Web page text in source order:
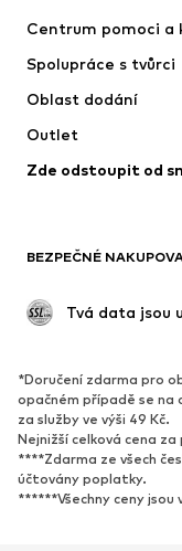
Bundy
Spodní prádlo
Kabáty
Plavky
Upcyklace
Nové
Tenisky
Lodičky & boty na
Sandály
Centrum pomoci a
Spolupráce s tvůrci
Oblast dodání
Outlet
Zde odstoupit od
BEZPEČNÉ
Tvá data jsou
*Doručení zdarma pro
opačném případě se
za služby ve výši 49 Kč.
Nejnižší celková cena
****Zdarma ze všech
účtovány poplatky.
******Všechny ceny jsou